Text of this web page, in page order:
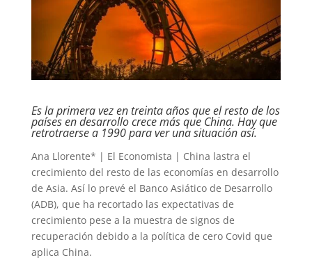
Es la primera vez en treinta años que el resto de los
países en desarrollo crece más que China. Hay que
retrotraerse a 1990 para ver una situación así.
Ana Llorente* | El Economista | China lastra el
crecimiento del resto de las economías en desarrollo
de Asia. Así lo prevé el Banco Asiático de Desarrollo
(ADB), que ha recortado las expectativas de
crecimiento pese a la muestra de signos de
recuperación debido a la política de cero Covid que
aplica China.